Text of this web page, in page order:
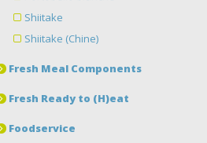
Shiitake
Shiitake (Chine)
Fresh Meal Components
Fresh Ready to (H)eat
Foodservice